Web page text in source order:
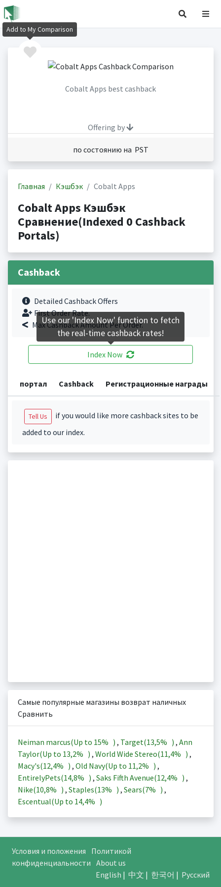
Cobalt Apps best cashback
Offering by
по состоянию на PST
Главная Кэшбэк Cobalt Apps
Cobalt Apps Кэшбэк
Сравнение(Indexed 0 Cashback
Portals)
Cashback
Detailed Cashback Offers
First Order Rate.
Max Cashback Amount Per Order.
Index Now
портал Cashback Регистрационные награды
Tell Us
if you would like more cashback sites to be
added to our index.
Самые популярные магазины возврат наличных
Сравнить
Neiman marcus(Up to 15% ) , Target(13,5% ) , Ann
Taylor(Up to 13,2% ) , World Wide Stereo(11,4% ) ,
Macy's(12,4% ) , Old Navy(Up to 11,2% ) ,
EntirelyPets(14,8% ) , Saks Fifth Avenue(12,4% ) ,
Nike(10,8% ) , Staples(13% ) , Sears(7% ) ,
Escentual(Up to 14,4% )
Условия и положения
Политикой
конфиденциальности About us
English | 中文 | 한국어 | Русский
Add to My Comparison
Use our 'Index Now' function to fetch
the real-time cashback rates!